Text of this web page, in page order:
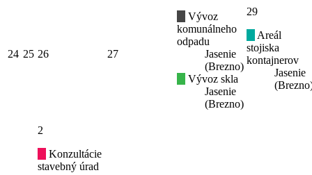
24 25 26 27
Vývoz
komunálneho
odpadu
Jasenie
(Brezno)
Vývoz skla
Jasenie
(Brezno)
29
Areál
stojiska
kontajnerov
Jasenie
2
Konzultácie
stavebný úrad